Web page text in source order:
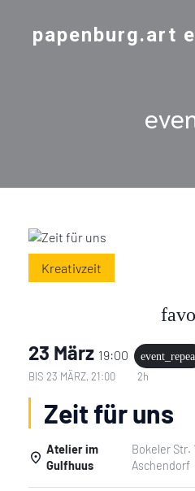
papenburg.art
Kreativzeit
23 März 19:00
BIS 23 MÄRZ, 21:00 2h
Zeit für uns
Atelier im
Gulfhuus
Bokeler Str.
Aschendorf